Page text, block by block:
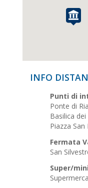
INFO
Punti di
Ponte di
Basilica
Piazza
Fermata
San
Super/